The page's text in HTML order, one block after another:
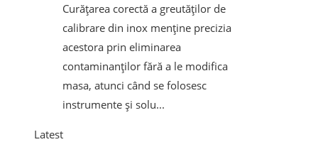
Curățarea corectă a greutăților de
calibrare din inox menține precizia
acestora prin eliminarea
contaminanților fără a le modifica
masa, atunci când se folosesc
instrumente și solu...
Latest